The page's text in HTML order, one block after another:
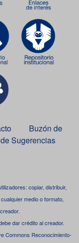
Buzón de
Sugerencias
copiar, distribuir,
medio o formato,
dar crédito al creador.
Commons Reconocimiento-